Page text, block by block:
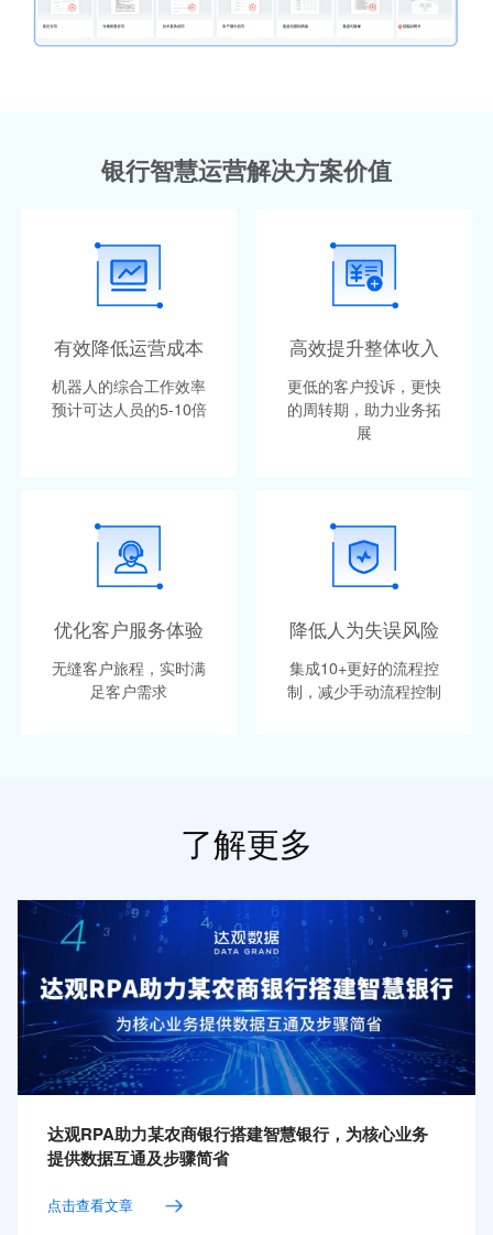
银行智慧运营解决方案价值
有效降低运营成本
机器人的综合工作效率
预计可达人员的5-10倍
高效提升整体收入
更低的客户投诉，更快
的周转期，助力业务拓
展
优化客户服务体验
无缝客户旅程，实时满
足客户需求
降低人为失误风险
集成10+更好的流程控
制，减少手动流程控制
了解更多
达观RPA助力某农商银行搭建智慧银行，为核心业务
提供数据互通及步骤简省
点击查看文章